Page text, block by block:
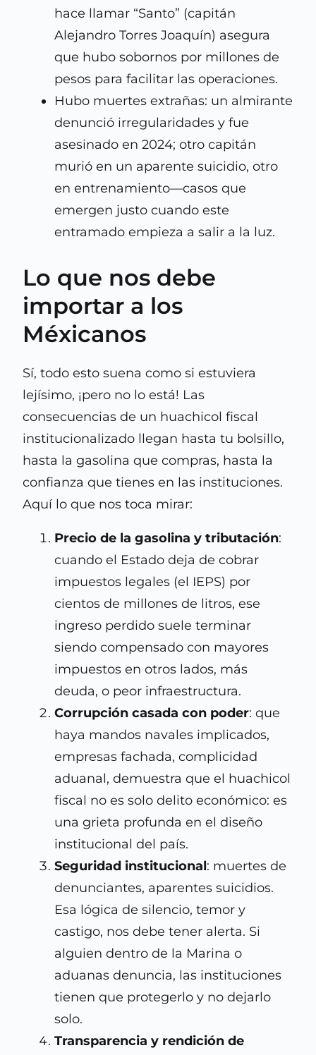
hace llamar “Santo” (capitán
Alejandro Torres Joaquín) asegura
que hubo sobornos por millones de
pesos para facilitar las operaciones.
Hubo muertes extrañas: un almirante
denunció irregularidades y fue
asesinado en 2024; otro capitán
murió en un aparente suicidio, otro
en entrenamiento—casos que
emergen justo cuando este
entramado empieza a salir a la luz.
Lo que nos debe
importar a los
Méxicanos
Sí, todo esto suena como si estuviera
lejísimo, ¡pero no lo está! Las
consecuencias de un huachicol fiscal
institucionalizado llegan hasta tu bolsillo,
hasta la gasolina que compras, hasta la
confianza que tienes en las instituciones.
Aquí lo que nos toca mirar:
Precio de la gasolina y tributación:
cuando el Estado deja de cobrar
impuestos legales (el IEPS) por
cientos de millones de litros, ese
ingreso perdido suele terminar
siendo compensado con mayores
impuestos en otros lados, más
deuda, o peor infraestructura.
Corrupción casada con poder: que
haya mandos navales implicados,
empresas fachada, complicidad
aduanal, demuestra que el huachicol
fiscal no es solo delito económico: es
una grieta profunda en el diseño
institucional del país.
Seguridad institucional: muertes de
denunciantes, aparentes suicidios.
Esa lógica de silencio, temor y
castigo, nos debe tener alerta. Si
alguien dentro de la Marina o
aduanas denuncia, las instituciones
tienen que protegerlo y no dejarlo
solo.
Transparencia y rendición de